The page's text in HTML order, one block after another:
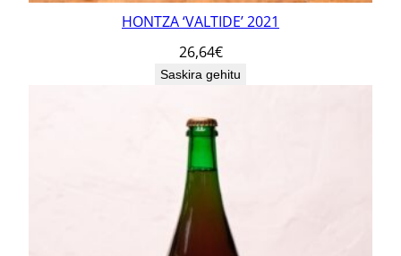
HONTZA ‘VALTIDE’ 2021
26,64€
Saskira gehitu